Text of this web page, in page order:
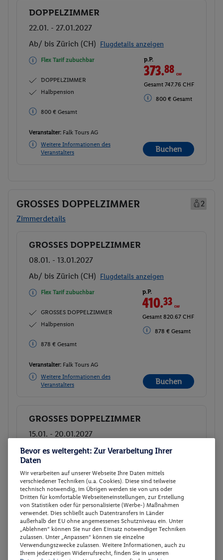
Buchen
DOPPELZIMMER
22.01. - 27.01.2027
Ab/ bis Zürich (CH) Flugdetails anzeigen
Flex Tarif zubuchbar
DOPPELZIMMER
Halbpension
800 € Gesamt
p.P.
373.88CHF
Gesamt 747.76 CHF
800 € Gesamt
Veranstalter: Falk Tours AG
Weitere Informationen des
Veranstalters
Buchen
GROSSES DOPPELZIMMER
2
Zimmerdetails
Buchen
GROSSES DOPPELZIMMER
08.01. - 13.01.2027
Ab/ bis Zürich (CH) Flugdetails anzeigen
Flex Tarif zubuchbar
GROSSES DOPPELZIMMER
Halbpension
878 € Gesamt
p.P.
410.33CHF
Gesamt 820.67 CHF
878 € Gesamt
Veranstalter: Falk Tours AG
Weitere Informationen des
Veranstalters
Buchen
Buchen
GROSSES DOPPELZIMMER
15.01. - 20.01.2027
Ab/ bis Zürich (CH) Flugdetails anzeigen
GROSSES DOPPELZIMMER
Halbpension
878 € Gesamt
410.33 CHF
Gesamt 820.67 CHF
878 € Gesamt
Veranstalter:Falk Tours AG
Weitere Informationen des
Buchen
Bevor es weitergeht: Zur Verarbeitung Ihrer
Daten
Wir verarbeiten auf unserer Webseite Ihre Daten mittels
verschiedener Techniken (u.a. Cookies). Diese sind teilweise
technisch notwendig, im Übrigen werden sie von uns oder
Dritten für komfortable Webseiteneinstellungen, zur Erstellung
von Statistiken oder für personalisierte (Werbe-) Maßnahmen
verwendet. Dies schließt auch Datentransfers in Länder
außerhalb der EU ohne angemessenes Schutzniveau ein. Unter
„Ablehnen“ können Sie nur den Einsatz notwendiger Techniken
zulassen. Unter „Anpassen“ können sie einzelne
Verwendungszwecke zulassen. Weitere Informationen, auch zu
Ihrem jederzeitigen Widerrufsrecht, finden Sie in unseren